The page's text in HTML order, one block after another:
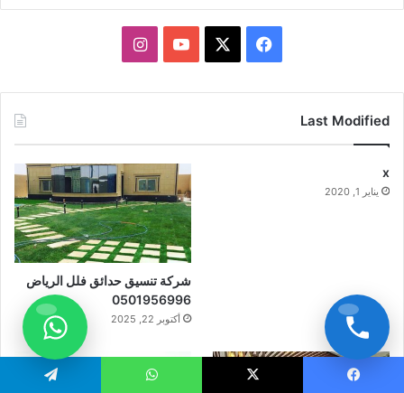
فيسبوك يوتيوبانستقرام
Last Modified
x
يناير 1, 2020
شركة تنسيق حدائق فلل الرياض
0501956996
أكتوبر 22, 2025